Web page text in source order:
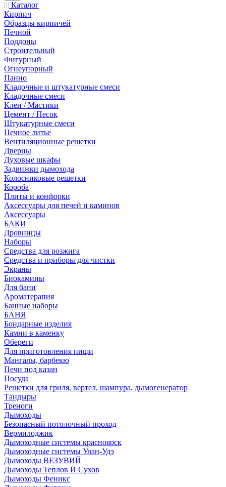
Каталог
Кирпич
Образцы кирпичей
Печной
Поддоны
Строительный
Фигурный
Огнеупорный
Панно
Кладочные и штукатурные смеси
Кладочные смеси
Клеи / Мастики
Цемент / Песок
Штукатурные смеси
Печное литье
Вентиляционные решетки
Дверцы
Духовые шкафы
Задвижки дымохода
Колосниковые решетки
Короба
Плиты и конфорки
Аксессуары для печей и каминов
Аксессуары
БАКИ
Дровницы
Наборы
Средства для розжига
Средства и приборы для чистки
Экраны
Биокамины
Для бани
Ароматерапия
Банные наборы
БАНЯ
Бондарные изделия
Камни в каменку
Обереги
Для приготовления пищи
Мангалы, барбекю
Печи под казан
Посуда
Решетки для гриля, вертел, шампура, дымогенератор
Тандыры
Треноги
Дымоходы
Безопасный потолочный проход
Вермилоджик
Дымоходные системы красноярск
Дымоходные системы Улан-Удэ
Дымоходы ВЕЗУВИЙ
Дымоходы Теплов И Сухов
Дымоходы Феникс